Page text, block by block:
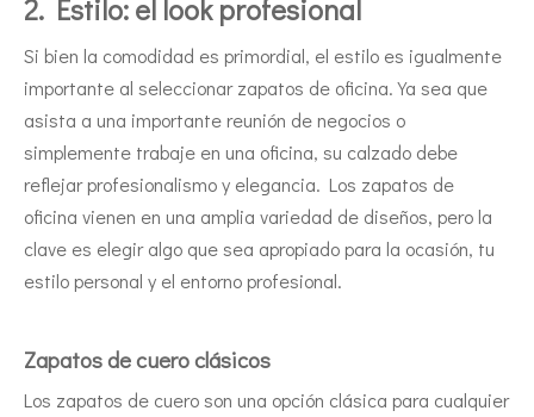
2. Estilo: el look profesional
Si bien la comodidad es primordial, el estilo es igualmente
importante al seleccionar zapatos de oficina. Ya sea que
asista a una importante reunión de negocios o
simplemente trabaje en una oficina, su calzado debe
reflejar profesionalismo y elegancia. Los zapatos de
oficina vienen en una amplia variedad de diseños, pero la
clave es elegir algo que sea apropiado para la ocasión, tu
estilo personal y el entorno profesional.
Zapatos de cuero clásicos
Los zapatos de cuero son una opción clásica para cualquier